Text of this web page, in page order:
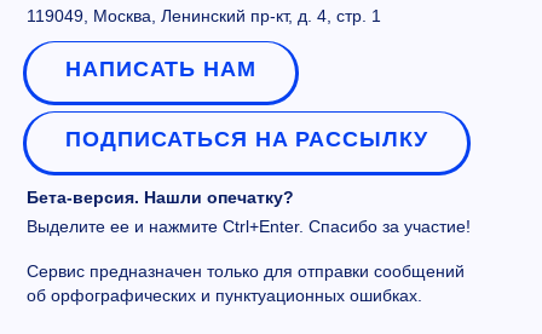
119049, Москва, Ленинский пр-кт, д. 4, стр. 1
НАПИСАТЬ НАМ
ПОДПИСАТЬСЯ НА РАССЫЛКУ
Бета-версия. Нашли опечатку?
Выделите ее и нажмите Ctrl+Enter. Спасибо за участие!
Сервис предназначен только для отправки сообщений
об орфографических и пунктуационных ошибках.